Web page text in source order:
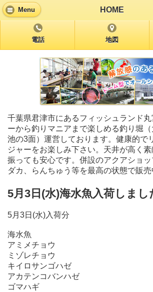
Menu HOME
電話 地図
千葉県君津市にあるフィッシュランド丸
ーから釣りマニアまで楽しめる釣り堀
池の3面）運営しております。健康的で
ジャーをお楽しみ下さい。天井が高く
振っても安心です。併設のアクアショ
ダカ、らんちゅう等を最高の状態で販売
5月3日(水)海水魚入荷しまし
5月3日(水)入荷分
海水魚
アミメチョウ
ミゾレチョウ
キイロサンゴハゼ
アカテンコバンハゼ
ゴマハギ